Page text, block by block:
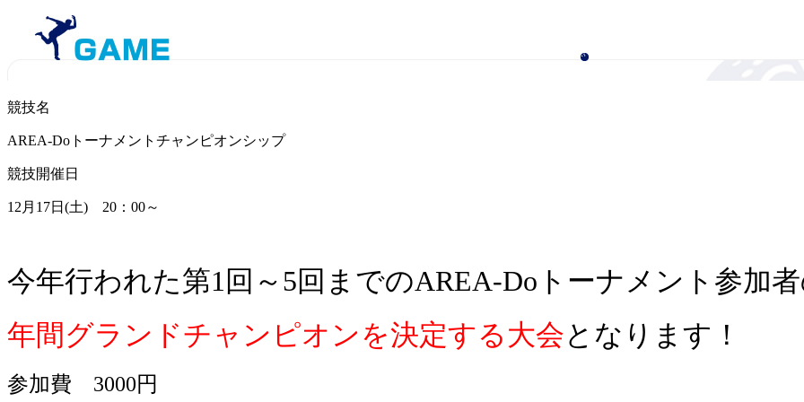
競技名
AREA-Doトーナメントチャンピオンシップ
競技開催日
12月17日(土) 20：00～
今年行われた第1回～5回までのAREA-Doトーナメント参加
年間グランドチャンピオンを決定する大会となります！
参加費 3000円